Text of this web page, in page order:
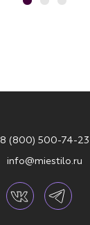
8 (800) 500-74-23
info@miestilo.ru